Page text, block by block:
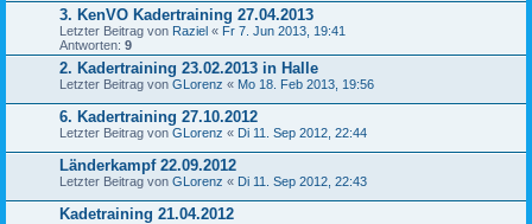
3. KenVO Kadertraining 27.04.2013
Letzter Beitrag von Raziel « Fr 7. Jun 2013, 19:41
Antworten: 9
2. Kadertraining 23.02.2013 in Halle
Letzter Beitrag von GLorenz « Mo 18. Feb 2013, 19:56
6. Kadertraining 27.10.2012
Letzter Beitrag von GLorenz « Di 11. Sep 2012, 22:44
Länderkampf 22.09.2012
Letzter Beitrag von GLorenz « Di 11. Sep 2012, 22:43
Kadetraining 21.04.2012